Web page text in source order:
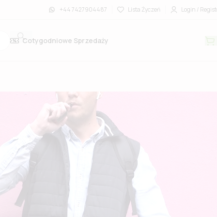
+44 7427904487 Lista Życzeń Login /
Cotygodniowe Sprzedaży